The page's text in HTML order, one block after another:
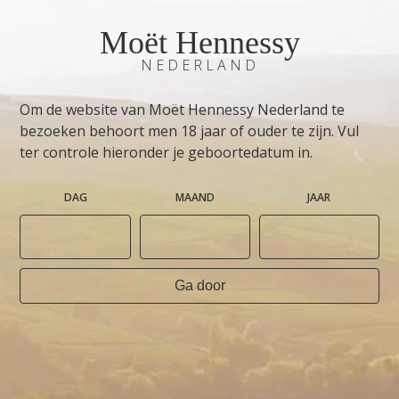
Moët Hennessy
NEDERLAND
Om de website van Moët Hennessy Nederland te
bezoeken behoort men 18 jaar of ouder te zijn. Vul
ter controle hieronder je geboortedatum in.
DAG MAAND JAAR